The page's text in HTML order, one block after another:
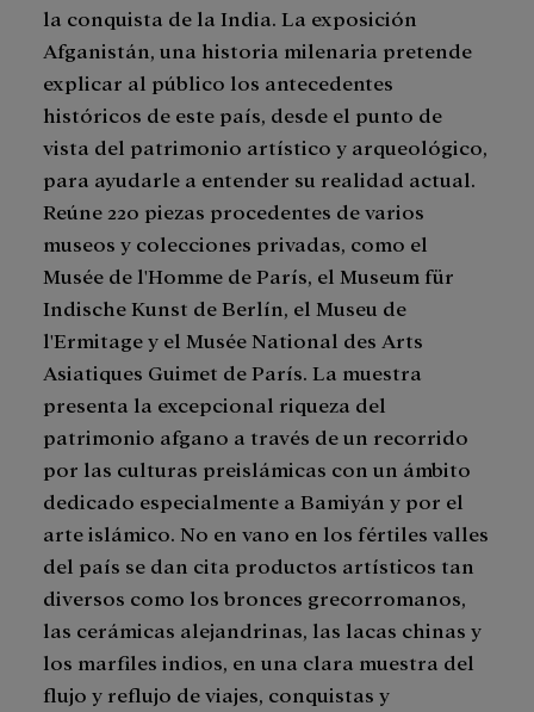
la conquista de la India. La exposición
Afganistán, una historia milenaria pretende
explicar al público los antecedentes
históricos de este país, desde el punto de
vista del patrimonio artístico y arqueológico,
para ayudarle a entender su realidad actual.
Reúne 220 piezas procedentes de varios
museos y colecciones privadas, como el
Musée de l'Homme de París, el Museum für
Indische Kunst de Berlín, el Museu de
l'Ermitage y el Musée National des Arts
Asiatiques Guimet de París. La muestra
presenta la excepcional riqueza del
patrimonio afgano a través de un recorrido
por las culturas preislámicas con un ámbito
dedicado especialmente a Bamiyán y por el
arte islámico. No en vano en los fértiles valles
del país se dan cita productos artísticos tan
diversos como los bronces grecorromanos,
las cerámicas alejandrinas, las lacas chinas y
los marfiles indios, en una clara muestra del
flujo y reflujo de viajes, conquistas y